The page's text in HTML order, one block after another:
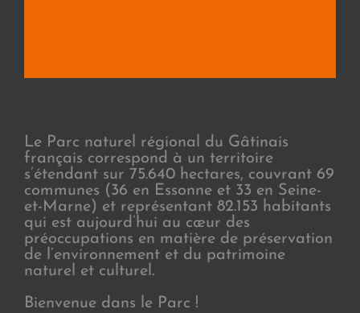
Le Parc naturel régional du Gâtinais
français correspond à un territoire
s’étendant sur 75.640 hectares, couvrant 69
communes (36 en Essonne et 33 en Seine-
et-Marne) et représentant 82.153 habitants
qui est aujourd’hui au cœur des
préoccupations en matière de préservation
de l’environnement et du patrimoine
naturel et culturel.
Bienvenue dans le Parc !